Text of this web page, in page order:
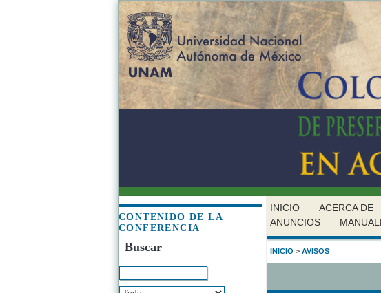
CONTENIDO DE LA
CONFERENCIA
Buscar
INICIO ACERCA DE
ANUNCIOS
INICIO > AVISOS